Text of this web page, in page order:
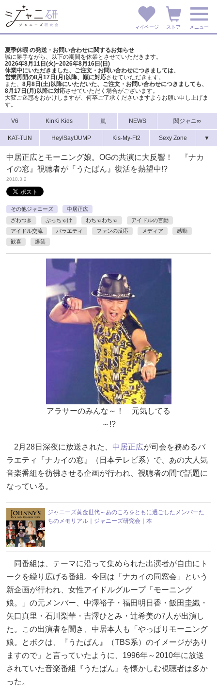
マイページ ストア メニュー
夏季休暇 の発送・お問い合わせに関するお知らせ
誠に勝手ながら、以下の期間を休業とさせていただきます。
2026年8月11日(火)~2026年8月16日(日)
休業中にいただきました、ご注文・お問い合わせにつきましては、
営業再開の8月17日(月)以降、順に対応させていただきます。
また、 8月8日(土)以降にいただいた、ご注文・ お問い合わせにつきましても、
8月17日(月)以降に対応させていただく場合がございます。
大変ご迷惑をおかけしますが、 何卒ご了承くださいますようお願い申し上げま
す。
V6 KinKi Kids 嵐 NEWS 関ジャニ∞
KAT-TUN Hey!Say!JUMP Kis-My-Ft2 Sexy Zone ▼
中居正広とモーニング娘。OGの共演に大反響！ 『ナカ
イの窓』視聴者が『うたばん』復活を熱望中!?
2018.3.2
その他ジャニーズ
中居正広
ざわつき
ぶっちゃけ わちゃわちゃ
アイドルの言動
アイドル交流
バラエティ ファンの反応 メディア
感動
歓喜
爆笑
アラサーのみんな～！ 元気してる
～!?
2月28日深夜に放送された、 中居正広が司会を務めるバ
ラエティ『ナカイの窓』（日本テレビ系）で、あの大人気
音楽番組を彷彿させる企画が行われ、視聴者の間で話題に
なっている。
ジャニーズ黄金世代～あのころをともに過ごしたメンバーた
ちのメモリアル｜ジャニーズ研究会｜本
同番組は、テーマに沿って集められた出演者が自由にト
ークを繰り広げる番組。今回は「ナカイの同窓会」という
新企画が行われ、女性アイドルグループ「モーニング
娘。」の元メンバー、中澤裕子・福田明日香・飯田圭織・
矢口真里・石川梨華・吉澤ひとみ・辻希美の7人が出演し
た。この出演者を聞き、中居本人も「やっぱりモーニング
娘。とボクは、『うたばん』（TBS系）のイメージがあり
ますので」と言っていたように、1996年～2010年に放送
されていた音楽番組『うたばん』を懐かしむ視聴者は多か
った。